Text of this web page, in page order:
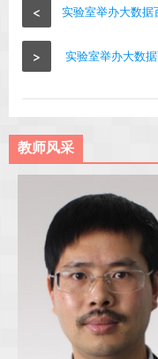
< 实验室举办大数据
> 实验室举办大数
教师风采